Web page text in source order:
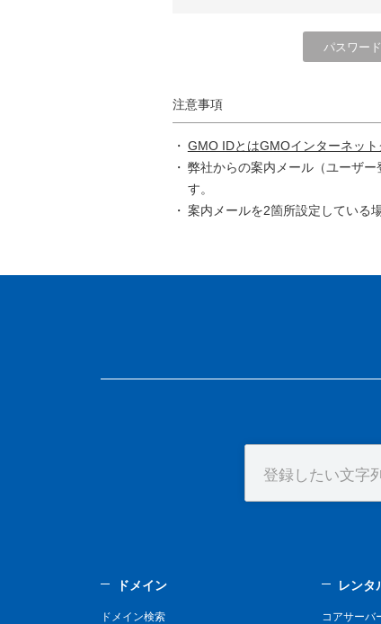
注意事項
GMO IDとはGMOインターネッ
弊社からの案内メール（ユーザ
す。
案内メールを2箇所設定している
ドメイン
ドメイン検索
レンタ
コアサーバ